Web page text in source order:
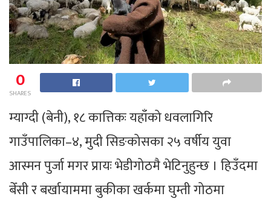
0
SHARES
म्याग्दी (बेनी), १८ कात्तिकः यहाँको धवलागिरि
गाउँपालिका–४, मुदी सिङकोसका २५ वर्षीय युवा
आस्मन पुर्जा मगर प्रायः भेडीगोठमै भेटिनुहुन्छ । हिउँदमा
बेँसी र बर्खायाममा बुकीका खर्कमा घुम्ती गोठमा